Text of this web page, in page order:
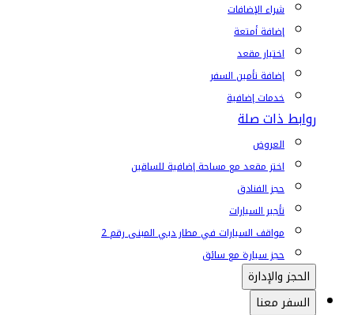
شراء الإضافات
إضافة أمتعة
اختيار مقعد
إضافة تأمين السفر
خدمات إضافية
روابط ذات صلة
العروض
اختر مقعد مع مساحة إضافية للساقين
حجز الفنادق
تأجير السيارات
مواقف السيارات في مطار دبي المبنى رقم 2
حجز سيارة مع سائق
الحجز والإدارة
السفر معنا